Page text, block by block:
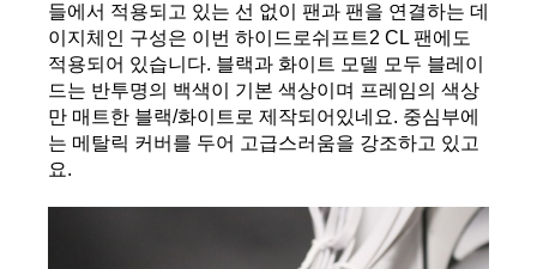
들에서 적용되고 있는 선 없이 팬과 팬을 연결하는 데
이지체인 구성은 이번 하이드로쉬프트2 CL 팬에도
적용되어 있습니다. 블랙과 화이트 모델 모두 블레이
드는 반투명의 백색이 기본 색상이며 프레임의 색상
만 매트한 블랙/화이트로 제작되어있네요. 중심부에
는 메탈릭 커버를 두어 고급스러움을 강조하고 있고
요.